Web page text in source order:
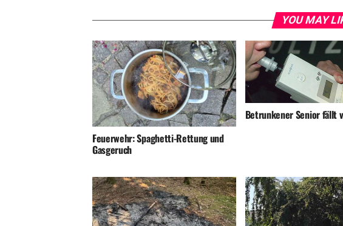
YOU MAY
Feuerwehr: Spaghetti-Rettung und
Gasgeruch
Betrunkener Senior fällt